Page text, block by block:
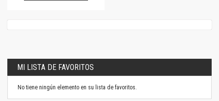
MI LISTA DE FAVORITOS
No tiene ningún elemento en su lista de favoritos.